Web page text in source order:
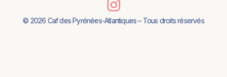
© 2026 Caf des Pyrénées-Atlantiques – Tous droits réservés